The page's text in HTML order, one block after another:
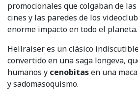
promocionales que colgaban de
cines y las paredes de los
enorme impacto en todo el planeta.
Hellraiser es un clásico
convertido en una saga longeva,
humanos y cenobitasen una
y sadomasoquismo.